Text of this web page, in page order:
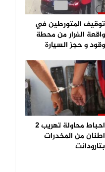
توقيف المتورطين في
واقعة الفرار من محطة
وقود و حجز السيارة
احباط محاولة تهريب 2
اطنان من المخدرات
بتارودانت